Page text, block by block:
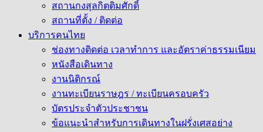
สถานกงสุลกิตติมศักดิ์
สถานที่ตั้ง / ติดต่อ
บริการคนไทย
ช่องทางติดต่อ เวลาทำการ และอัตราค่าธรรมเนียม
หนังสือเดินทาง
งานนิติกรณ์
งานทะเบียนราษฎร / ทะเบียนครอบครัว
บัตรประจำตัวประชาชน
ข้อแนะนำสำหรับการเดินทางในฝรั่งเศสอย่าง